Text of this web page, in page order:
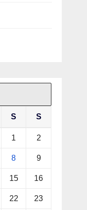
S S
1 2
8 9
15 16
22 23